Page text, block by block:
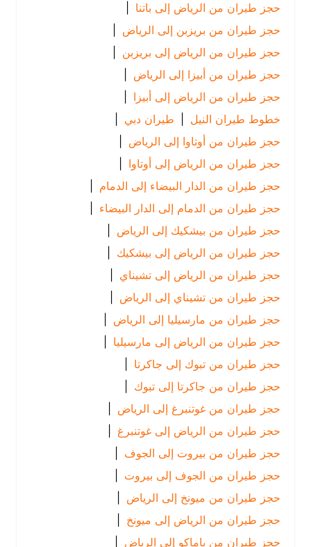
حجز طيران من الرياض إلى باتنا |
حجز طيران من بريزبن إلى الرياض
|
حجز طيران من الرياض إلى بريزبن |
حجز طيران من أبيزا إلى الرياض
|
حجز طيران من الرياض إلى أبيزا
خطوط طيران النيل | طيران دبي |
حجز طيران من أوتاوا إلى الرياض
|
حجز طيران من الرياض إلى أوتاوا |
حجز طيران من الدار البيضاء إلى الدمام
|
حجز طيران من الدمام إلى الدار البيضاء |
حجز طيران من بيشكيك إلى الرياض
|
حجز طيران من الرياض إلى بيشكيك |
حجز طيران من الرياض إلى تشيناي |
حجز طيران من تشيناي إلى الرياض
|
حجز طيران من مارسيليا إلى الرياض
|
حجز طيران من الرياض إلى مارسيليا |
حجز طيران من تبوك إلى جاكرتا
|
حجز طيران من جاكرتا إلى تبوك
|
حجز طيران من غوتنبرغ إلى الرياض
|
حجز طيران من الرياض إلى غوتنبرغ |
حجز طيران من بيروت إلى الجوف |
حجز طيران من الجوف إلى بيروت
|
حجز طيران من ميونخ إلى الرياض
|
حجز طيران من الرياض إلى ميونخ |
حجز طيران من باماكو إلى الرياض
|